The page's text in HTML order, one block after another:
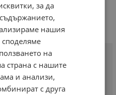
за да работи
за да
нашия
на
страна с нашите
и анализи,
с друга